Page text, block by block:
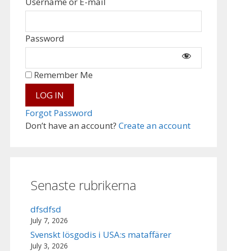
Password
Don’t have an account? Create an account
Remember Me
Forgot Password
Senaste rubrikerna
dfsdfsd
July 7, 2026
Svenskt lösgodis i USA:s mataffärer
July 3, 2026